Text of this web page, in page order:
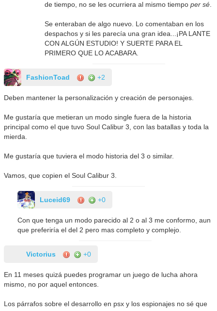
de tiempo, no se les ocurriera al mismo tiempoper sé
Se enteraban de algo nuevo. Lo comentaban en los
despachos y si les parecía una gran idea...¡PA LANTE
CON ALGÚN ESTUDIO! Y SUERTE PARA EL
PRIMERO QUE LO ACABARA.
FashionToad +2
Deben mantener la personalización y creación de personajes.
Me gustaría que metieran un modo single fuera de la historia
principal como el que tuvo Soul Calibur 3, con las batallas y toda la
mierda.
Me gustaría que tuviera el modo historia del 3 o similar.
Vamos, que copien el Soul Calibur 3.
Luceid69 +0
Con que tenga un modo parecido al 2 o al 3 me conformo, aun
que preferiría el del 2 pero mas completo y complejo.
Victorius +0
En 11 meses quizá puedes programar un juego de lucha ahora
mismo, no por aquel entonces.
Los párrafos sobre el desarrollo en psx y los espionajes no sé que